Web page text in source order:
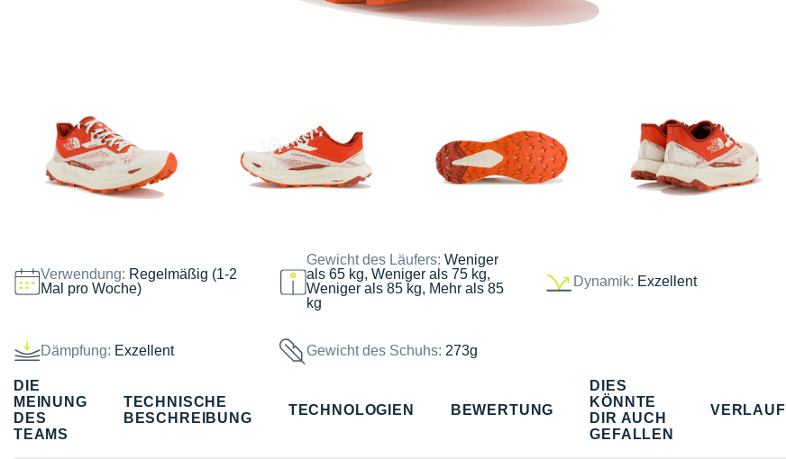
Verwendung: Regelmäßig (1-2
Mal pro Woche)
Gewicht des Läufers:Weniger
als 65 kg, Weniger als 75 kg,
Weniger als 85 kg, Mehr als 85
kg
Dynamik: Exzellent
Dämpfung: Exzellent Gewicht des Schuhs: 273g
DIE
MEINUNG
DES
TEAMS
TECHNISCHE
BESCHREIBUNG
TECHNOLOGIEN BEWERTUNG
DIES
KÖNNTE
DIR AUCH
GEFALLEN
VERLAUF